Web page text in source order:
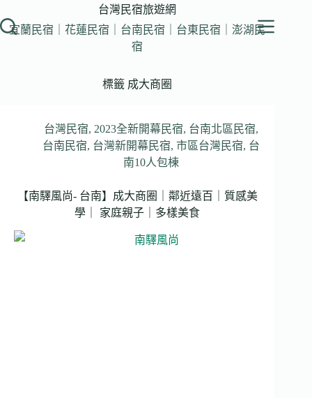
至
台灣民宿旅遊網
宜蘭民宿｜花蓮民宿｜台南民宿｜台東民宿｜澎湖民
宿
標籤 成大商圈
台灣民宿, 2023全新開幕民宿, 台南北區民宿,
台南民宿, 台灣新開幕民宿,市區台灣民宿, 台
南10人包棟
【南驛風尚- 台南】成大商圈｜鄰近遠百｜質感美
學｜ 家庭親子｜多樣美食